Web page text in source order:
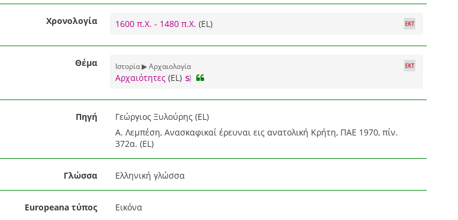
Χρονολογία 1600 π.Χ. - 1480 π.Χ. (EL)
Θέμα Ιστορία ▶ Αρχαιολογία
Αρχαιότητες(EL)
Πηγή
Γεώργιος Ξυλούρης (EL)
Α. Λεμπέση, Ανασκαφικαί έρευναι εις ανατολική Κρήτη, ΠΑΕ 1970, πίν.
372α. (EL)
Γλώσσα Ελληνική γλώσσα
Europeana τύπος Εικόνα